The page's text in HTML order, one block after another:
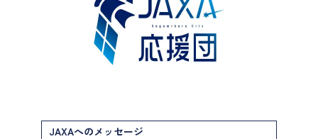
JAXAへのメッセージ